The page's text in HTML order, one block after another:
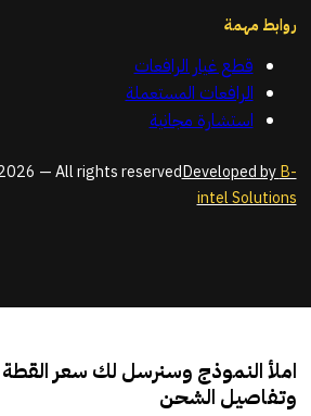
روابط مهمة
قطع غيار الرافعات
الرافعات المستعملة
استشارة مجانية
— All rights reservedDeveloped byB-
intel Solutions
املأ النموذج وسنرسل لك سعر القطة
وتفاصيل الشحن